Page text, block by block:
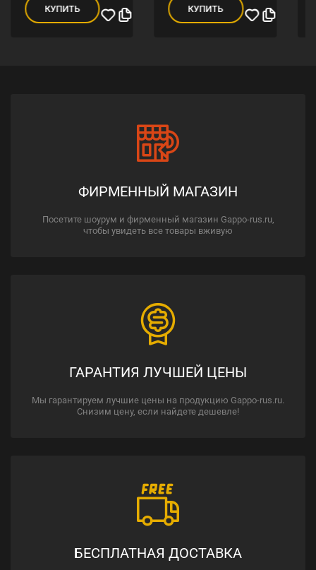
КУПИТЬ КУПИТЬ
ФИРМЕННЫЙ МАГАЗИН
Посетите шоурум и фирменный магазин Gappo-rus.ru,
чтобы увидеть все товары вживую
ГАРАНТИЯ ЛУЧШЕЙ ЦЕНЫ
Мы гарантируем лучшие цены на продукцию Gappo-rus.ru.
Снизим цену, если найдете дешевле!
БЕСПЛАТНАЯ ДОСТАВКА